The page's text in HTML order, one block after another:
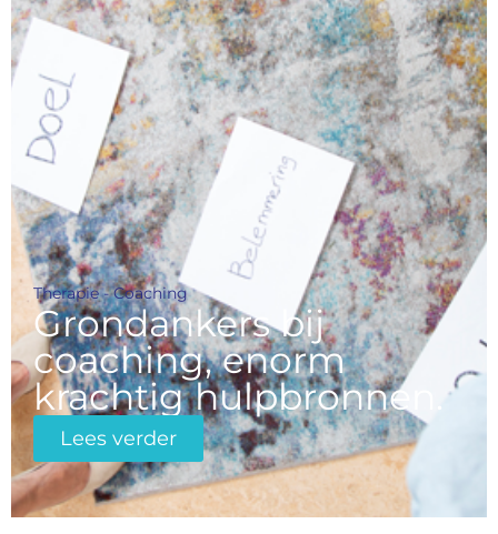
Therapie - Coaching
Grondankers bij
coaching, enorm
krachtig hulpbronnen.
Lees verder